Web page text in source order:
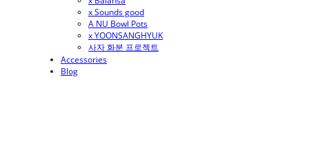
x Sounds good
A NU Bowl Pots
x YOONSANGHYUK
사자 화분 프로젝트
Accessories
Blog